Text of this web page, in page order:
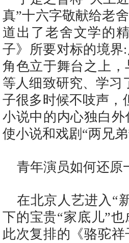
真”十六字敬献给老
道出了老舍文学的
子》所要对标的境界
角色立于舞台之上
等人细致研究、学习
子很多时候不吱声，
小说中的内心独白
使小说和戏剧“两兄弟
青年演员如何还原
在北京人艺进入“
下的宝贵“家底儿”
此次复排的《骆驼